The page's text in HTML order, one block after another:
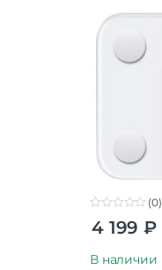
o
o
(0)
4 199 ₽
В наличии